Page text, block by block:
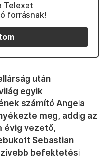
Telexet
forrásnak!
után
egyik
számító Angela
meg, addig az
évig vezető,
Sebastian
befektetési